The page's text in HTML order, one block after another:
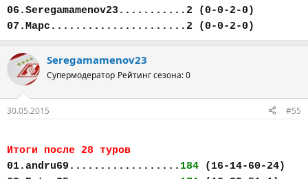
06.Seregamamenov23...........2 (0-0-2-0)
07.Марс......................2 (0-0-2-0)
Seregamamenov23
Супермодератор Рейтинг сезона: 0
30.05.2015 #55
Итоги после 28 туров
01.andru69.................. 184 (16-14-60-24)